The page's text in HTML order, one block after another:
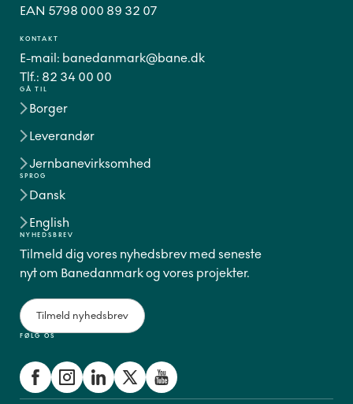
GÅ TIL
Borger
Leverandør
Jernbanevirksomhed
SPROG
Dansk
English
FØLG OS
EAN 5798 000 89 32 07
KONTAKT
E-mail: banedanmark@bane.dk
Tlf.: 82 34 00 00
NYHEDSBREV
Tilmeld dig vores nyhedsbrev med seneste
nyt om Banedanmark og vores projekter.
Tilmeld nyhedsbrev